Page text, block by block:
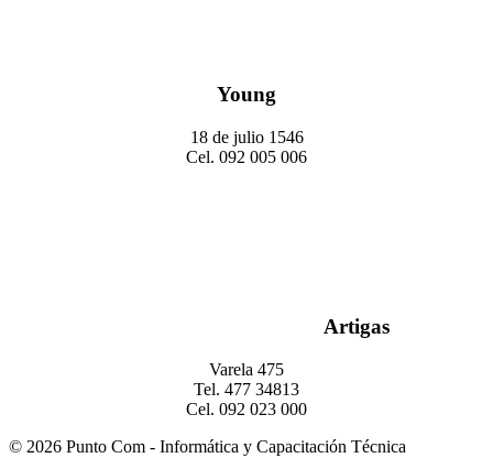
Young
18 de julio 1546
Cel. 092 005 006
Artigas
Varela 475
Tel. 477 34813
Cel. 092 023 000
© 2026 Punto Com - Informática y Capacitación Técnica